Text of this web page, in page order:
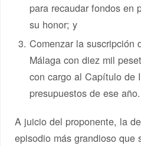
para recaudar fondos en
su honor; y
Comenzar la suscripción
Málaga con diez mil
con cargo al Capítulo de
presupuestos de ese año.
A juicio del proponente, la
episodio más grandioso que